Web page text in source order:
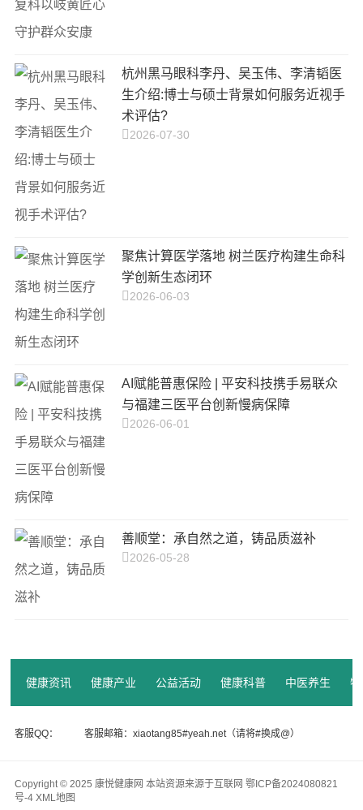
杭州黑马眼科李丹、吴玉伟、李清韬医
生介绍:博士与硕士背景如何服务近视手
术评估?
2026-07-30
聚焦计算医学落地 树兰医疗构建生命科
学创新生态闭环
2026-06-03
AI赋能普惠保险 | 平安科技携手易联众
与福建三医平台创新慢病保障
2026-06-01
善顺堂：承自然之道，铸品质滋补
2026-05-28
健康资讯 健康产业 公益活动 健康科普 中医养生
客服QQ： 客服邮箱：xiaotang85#yeah.net（请将#换成@）
Copyright © 2025 康悦健康网 本站资源来源于互联网 鄂ICP备2024080821
号-4 XML地图